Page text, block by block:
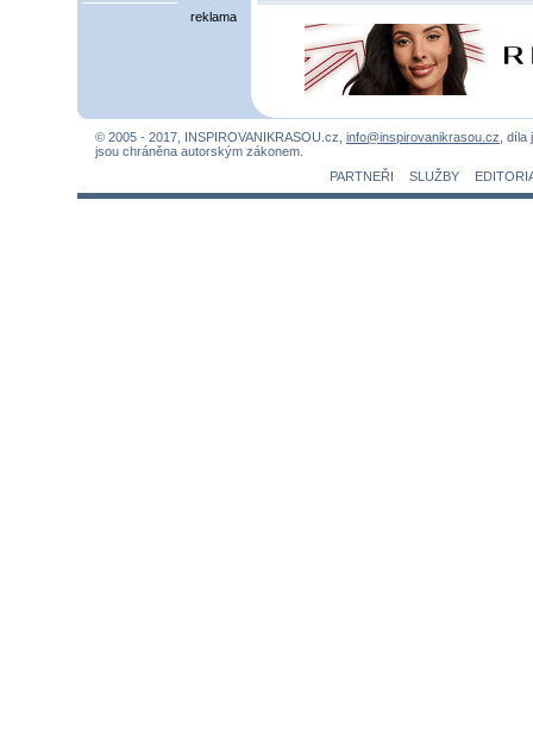
reklama
© 2005 - 2017, INSPIROVANIKRASOU.cz, info@inspirovanikrasou.cz ,
jsou chráněna autorským zákonem.
PARTNEŘI
SLUŽBY